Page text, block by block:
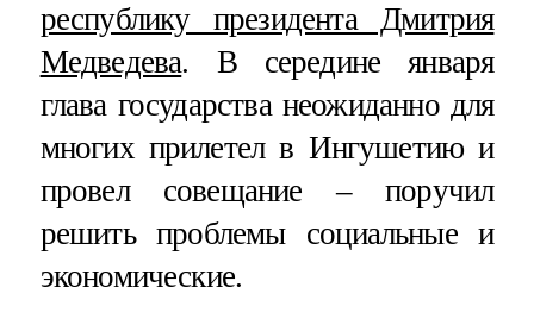
республику президента Дмитрия
Медведева. В середине января
глава государства неожиданно для
многих прилетел в Ингушетию и
провел совещание – поручил
решить проблемы социальные и
экономические.